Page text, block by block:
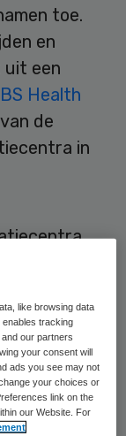
toe.
en
uit een
Health
de
in
gebied
ter
De
van de
op 31
like browsing data
enables tracking
our partners
your consent will
ads you see may not
your choices or
link on the
our Website. For